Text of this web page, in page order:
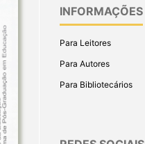
INFORMAÇÕES
Para Leitores
Para Autores
Para Bibliotecários